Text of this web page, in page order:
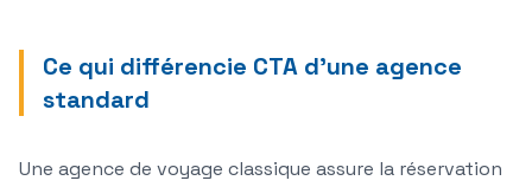
Ce qui différencie CTA d'une agence
standard
Une agence de voyage classique assure la réservation